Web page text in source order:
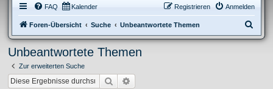
FAQ Kalender Anmelden
Registrieren
Foren-Übersicht Suche Unbeantwortete Themen
u
Unbeantwortete Themen
Zur erweiterten Suche
Suche